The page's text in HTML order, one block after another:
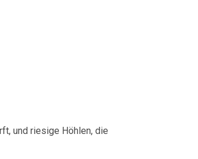
und riesige Höhlen, die